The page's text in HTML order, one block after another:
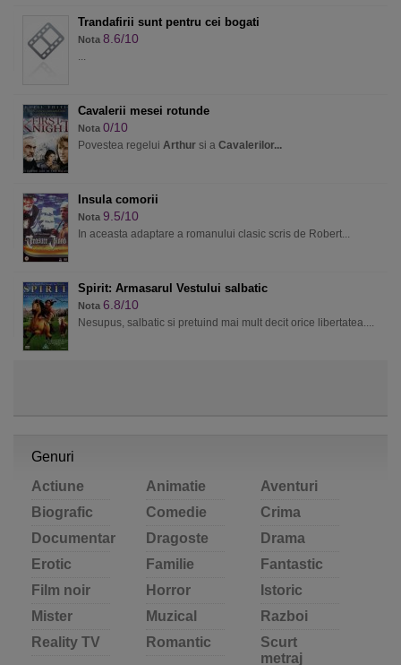
Trandafirii sunt pentru cei bogati
Nota 8.6/10
...
Cavalerii mesei rotunde
Nota 0/10
Povestea regelui Arthur si a Cavalerilor...
Insula comorii
Nota 9.5/10
In aceasta adaptare a romanului clasic scris de Robert...
Spirit: Armasarul Vestului salbatic
Nota 6.8/10
Nesupus, salbatic si pretuind mai mult decit orice libertatea....
Genuri
Actiune
Animatie
Aventuri
Biografic
Comedie
Crima
Documentar
Dragoste
Drama
Erotic
Familie
Fantastic
Film noir
Horror
Istoric
Mister
Muzical
Razboi
Reality TV
Romantic
Scurt
metraj